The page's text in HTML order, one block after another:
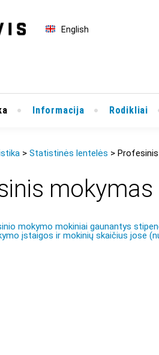
English
Informacija Rodikliai
Statistinės lentelės
mokymas
mokymo mokiniai gaunantys
įstaigos ir mokinių skaičius jose